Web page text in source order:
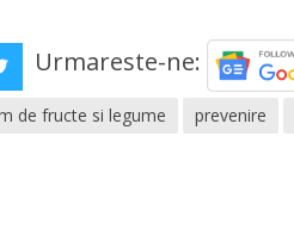
Urmareste-ne:
de fructe si legume prevenire